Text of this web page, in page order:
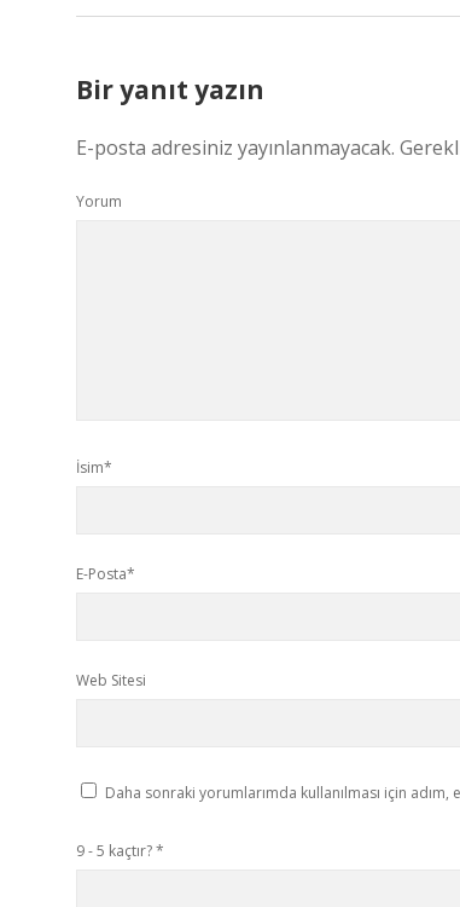
Bir yanıt yazın
E-posta adresiniz yayınlanmayacak.
Yorum
İsim*
E-Posta*
Web Sitesi
Daha sonraki yorumlarımda kullanılması için
9 - 5 kaçtır?*